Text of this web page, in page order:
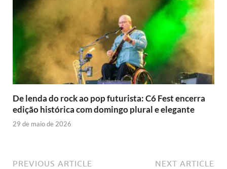
De lenda do rock ao pop futurista: C6 Fest encerra
edição histórica com domingo plural e elegante
29 de maio de 2026
PREVIOUS ARTICLE NEXT ARTICLE